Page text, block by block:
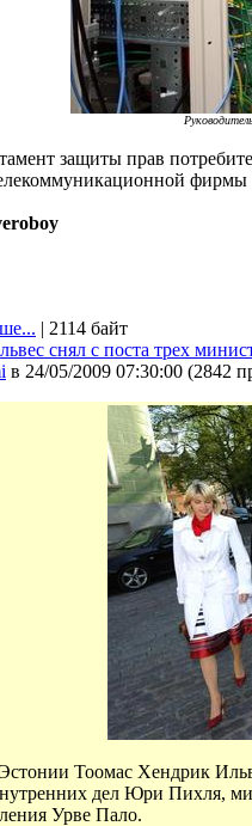
защиты прав
фирмы
| 2114 байт
снял с поста трех
в 24/05/2009 07:30:00 (2842
Тоомас Хендрик
дел Юри Пихля,
Урве Пало.